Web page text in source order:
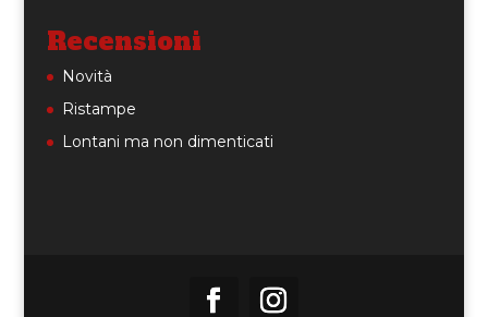
Recensioni
Novità
Ristampe
Lontani ma non dimenticati